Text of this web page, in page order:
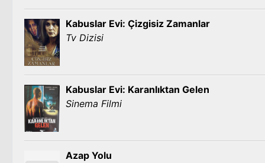
Kabuslar Evi: Çizgisiz Zamanlar
Tv Dizisi
Kabuslar Evi: Karanlıktan Gelen
Sinema Filmi
Azap Yolu